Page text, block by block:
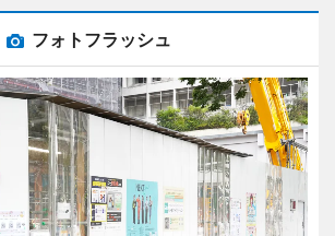
フォトフラッシュ